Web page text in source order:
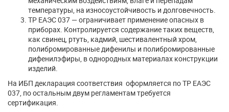
температуры, на износоустойчивость и долговечность.
ТР ЕАЭС 037 — ограничивает применение опасных в
приборах. Контролируется содержание таких веществ,
как свинец, ртуть, кадмий, шестивалентный хром,
полибромированные дифенилы и полибромированные
дифенилэфиры, в однородных материалах конструкции
изделий.
На ИБП декларация соответствия оформляется по ТР ЕАЭС
037, по остальным двум регламентам требуется
сертификация.